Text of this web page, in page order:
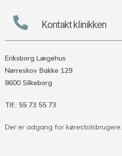
Kontakt klinikken
Eriksborg Lægehus
Nørreskov Bakke 129
8600 Silkeborg
Tlf.: 55 73 55 73
Der er adgang for kørestolsbrugere.